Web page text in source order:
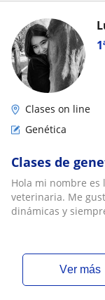
Clases on line
Genética
Clases de
Hola mi nombre es
veterinaria. Me
dinámicas y
ver más